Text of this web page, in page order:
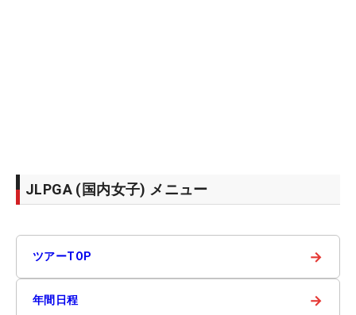
JLPGA (国内女子) メニュー
ツアーTOP →
年間日程 →